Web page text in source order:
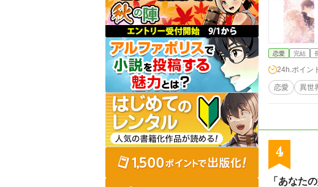
恋愛 完結
24h.ポイン
恋愛 異世
4
「あなた